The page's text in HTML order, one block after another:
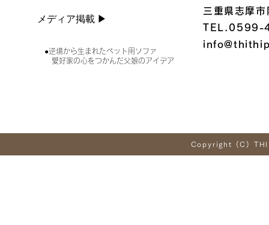
メディア掲載 ▶︎
●逆境から生まれたペット用ソファ
愛好家の心をつかんだ父娘のアイデア
三重県志摩
TEL.0599-
Copyright (C)